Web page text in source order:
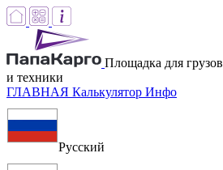
Площадка для грузов
и техники
ГЛАВНАЯ Калькулятор Инфо
Русский